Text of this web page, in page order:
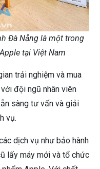
Đà Nẵng là một trong
tại Việt Nam
trải nghiệm và mua
đội ngũ nhân viên
sàng tư vấn và giải
vụ.
dịch vụ như bảo hành
lấy máy mới và tổ chức